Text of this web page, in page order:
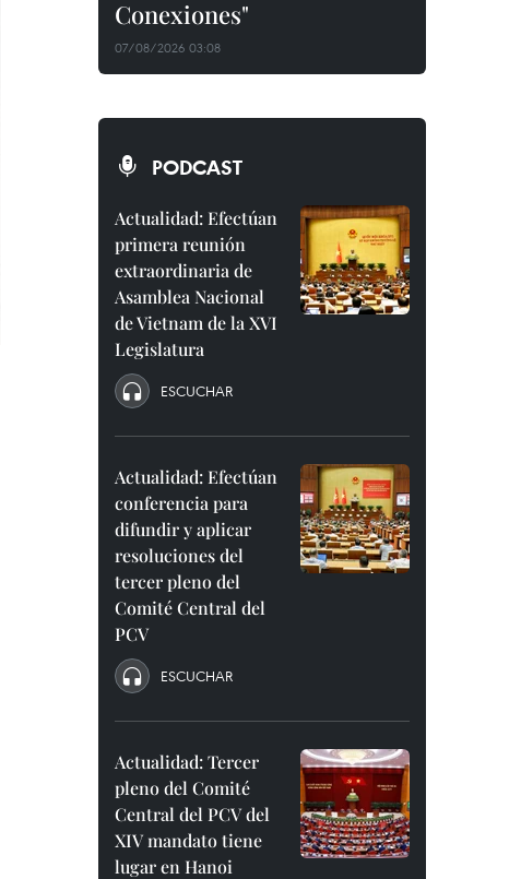
Conexiones"
07/08/2026 03:08
PODCAST
Actualidad: Efectúan
primera reunión
extraordinaria de
Asamblea Nacional
de Vietnam de la XVI
Legislatura
ESCUCHAR
Actualidad: Efectúan
conferencia para
difundir y aplicar
resoluciones del
tercer pleno del
Comité Central del
PCV
ESCUCHAR
Actualidad: Tercer
pleno del Comité
Central del PCV del
XIV mandato tiene
lugar en Hanoi